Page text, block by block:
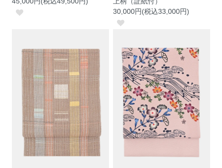
30,000円(税込33,000円)